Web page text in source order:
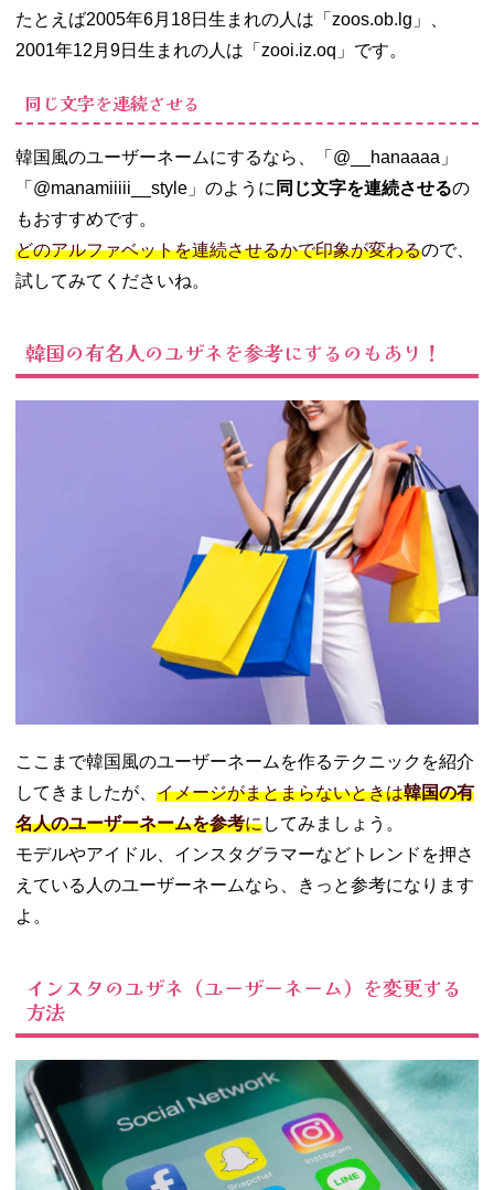
たとえば2005年6月18日生まれの人は「zoos.ob.lg」、
2001年12月9日生まれの人は「zooi.iz.oq」です。
同じ文字を連続させる
韓国風のユーザーネームにするなら、「@__hanaaaa」
「@manamiiiii__style」のように 同じ文字を連続させるの
もおすすめです。
どのアルファベットを連続させるかで印象が変わるので、
試してみてくださいね。
韓国の有名人のユザネを参考にするのもあり！
ここまで韓国風のユーザーネームを作るテクニックを紹介
してきましたが、 イメージがまとまらないときは韓国の有
名人のユーザーネームを参考にしてみましょう。
モデルやアイドル、インスタグラマーなどトレンドを押さ
えている人のユーザーネームなら、きっと参考になります
よ。
インスタのユザネ（ユーザーネーム）を変更する
方法